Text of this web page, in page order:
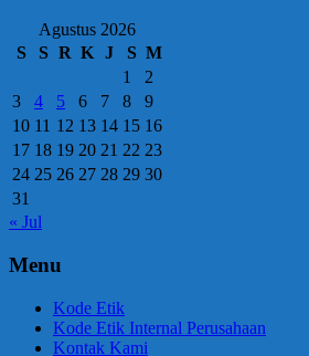
Agustus 2026
S
S R K J S M
1
2
3
4 5 6 7 8
9
10 11 12 13 14 15 16
17 18 19 20 21 22 23
24 25 26 27 28 29 30
31
« Jul
Menu
Kode Etik
Kode Etik Internal Perusahaan
Kontak Kami